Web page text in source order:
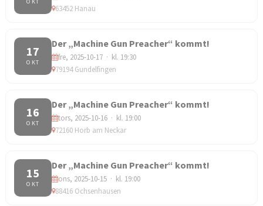
63452 Hanau
17
OKT
Der „Machine Gun Preacher“ kommt!
fre, 2025-10-17 · kl. 19:30
79194 Gundelfingen
16
OKT
Der „Machine Gun Preacher“ kommt!
tors, 2025-10-16 · kl. 19:00
72160 Horb am Neckar
15
OKT
Der „Machine Gun Preacher“ kommt!
ons, 2025-10-15 · kl. 19:00
88416 Ochsenhausen